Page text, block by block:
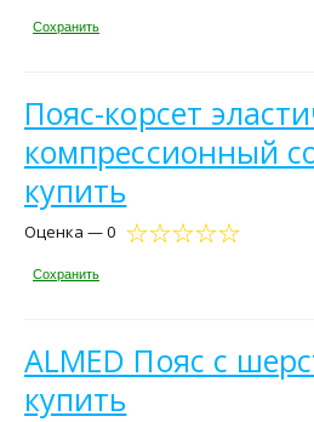
Сохранить
Пояс-корсет
компрессионный
купить
Оценка — 0
Сохранить
ALMED Пояс с
купить